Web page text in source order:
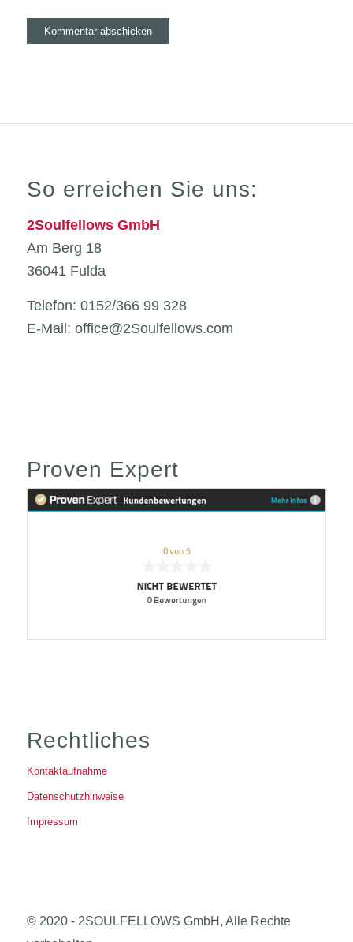
So erreichen Sie uns:
2Soulfellows GmbH
Am Berg 18
36041 Fulda
Telefon: 0152/366 99 328
E-Mail: office@2Soulfellows.com
Proven Expert
Rechtliches
Kontaktaufnahme
Datenschutzhinweise
Impressum
© 2020 - 2SOULFELLOWS GmbH, Alle Rechte